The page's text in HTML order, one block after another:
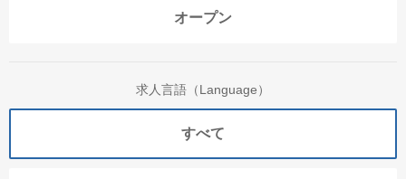
オープン
求人言語（Language）
すべて